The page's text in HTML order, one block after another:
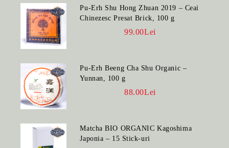
Pu-Erh Shu Hong Zhuan 2019 – Ceai
Chinezesc Presat Brick, 100 g
99.00Lei
Pu-Erh Beeng Cha Shu Organic –
Yunnan, 100 g
88.00Lei
Matcha BIO ORGANIC Kagoshima
Japonia – 15 Stick-uri